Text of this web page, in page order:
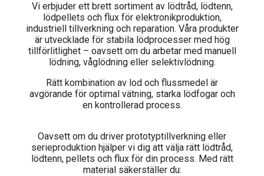
Vi erbjuder ett brett sortiment av lödtråd, lödtenn,
lödpellets och flux för elektronikproduktion,
industriell tillverkning och reparation. Våra produkter
är utvecklade för stabila lödprocesser med hög
tillförlitlighet – oavsett om du arbetar med manuell
lödning, våglödning eller selektivlödning.
Rätt kombination av lod och flussmedel är
avgörande för optimal vätning, starka lödfogar och
en kontrollerad process.
Oavsett om du driver prototyptillverkning eller
serieproduktion hjälper vi dig att välja rätt lödtråd,
lödtenn, pellets och flux för din process. Med rätt
material säkerställer du: